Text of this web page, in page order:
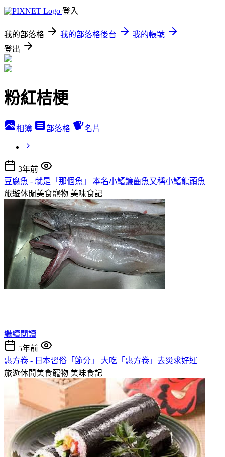
登入
我的部落格 我的部落格後台
我的帳號
登出
粉紅桔梗
相簿 部落格 名片
3年前
豆腐魚 - 就是「那個魚」 本名小鰭鐮齒魚又稱小鰭龍頭魚
旅遊休閒美食寵物 美味食記
繼續閱讀
5年前
惠方卷 - 日本習俗「節分」 大吃「惠方卷」去災求好運
旅遊休閒美食寵物 美味食記